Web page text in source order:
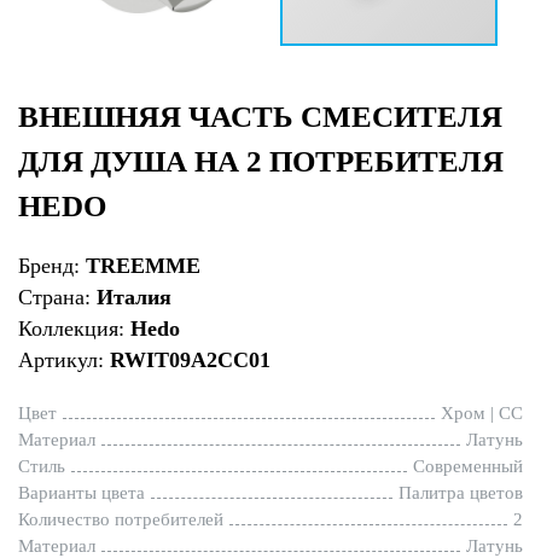
ВНЕШНЯЯ ЧАСТЬ СМЕСИТЕЛЯ
ДЛЯ ДУША НА 2 ПОТРЕБИТЕЛЯ
HEDO
Бренд: TREEMME
Страна: Италия
Коллекция: Hedo
Артикул: RWIT09A2CC01
Цвет
Хром | CC
Материал
Латунь
Стиль
Современный
Варианты цвета
Палитра цветов
Количество потребителей
2
Материал
Латунь